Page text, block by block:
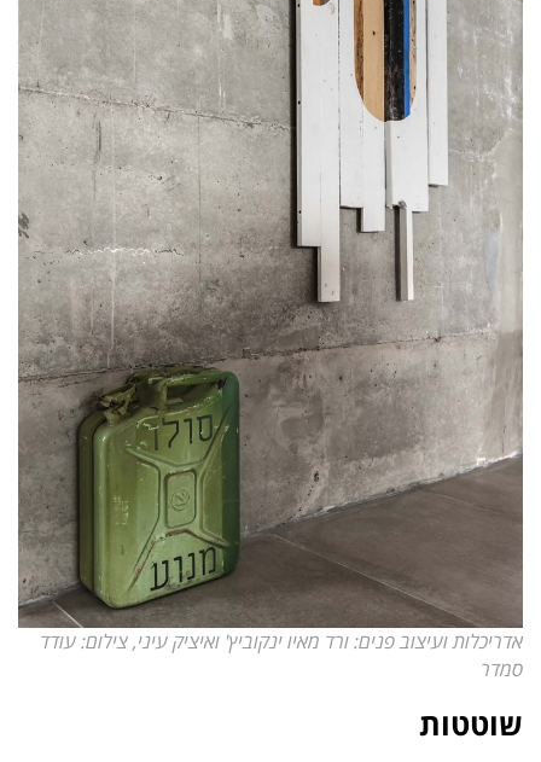
אדריכלות ועיצוב פנים: ורד מאיו ינקוביץ' ואיציק עיני, צילום: עודד
סמדר
שוטטות